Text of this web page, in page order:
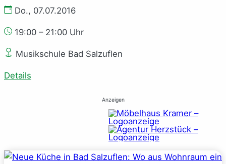
Do., 07.07.2016
19:00 – 21:00 Uhr
Musikschule Bad Salzuflen
Details
Anzeigen